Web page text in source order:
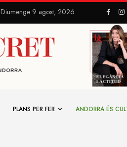
Diumenge 9 agost, 2026
PLANS PER FER ANDORRA ÉS